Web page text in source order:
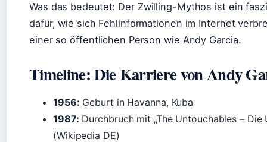
Was das bedeutet: Der Zwilling-Mythos ist ein
dafür, wie sich Fehlinformationen im Internet
einer so öffentlichen Person wie Andy Garcia.
Timeline: Die Karriere von Andy
1956: Geburt in Havanna, Kuba
1987: Durchbruch mit „The Untouchables – Die
(Wikipedia DE)